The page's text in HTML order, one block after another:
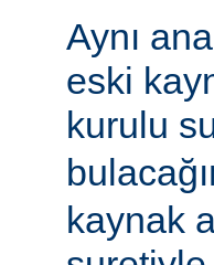
Aynı
eski
kurulu
kaynak